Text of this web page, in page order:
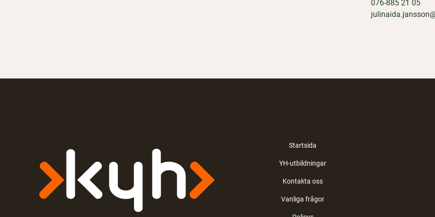
076-885 21 05
Startsida
YH-utbildningar
Kontakta oss
Vanliga frågor